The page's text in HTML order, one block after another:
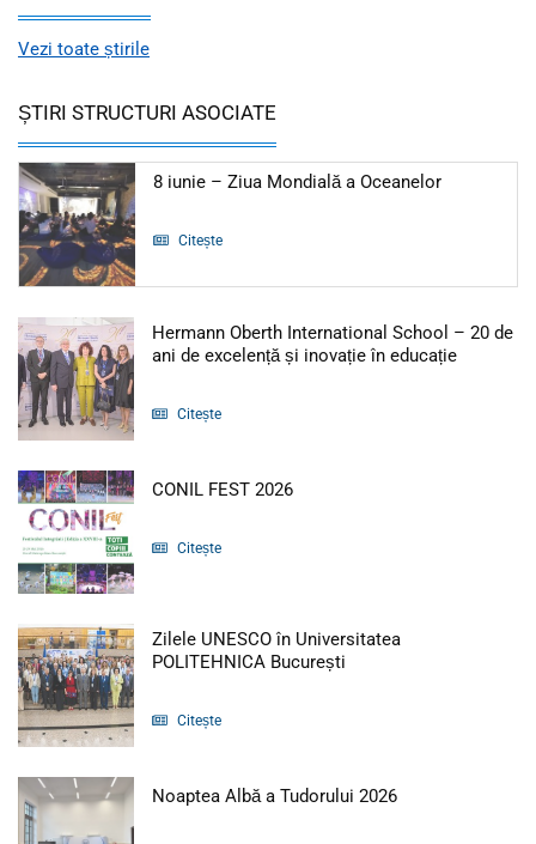
Vezi toate știrile
ȘTIRI STRUCTURI ASOCIATE
8 iunie – Ziua Mondială a OceanelorArticol: 8
Citește
Hermann Oberth International School – 20 de
ani de excelență și inovație în educațieArticol:
Citește
CONIL FEST 2026Articol: CONIL FEST 2026
Citește
Zilele UNESCO în Universitatea
POLITEHNICA București
Citește
Noaptea Albă a Tudorului 2026Articol: Noaptea